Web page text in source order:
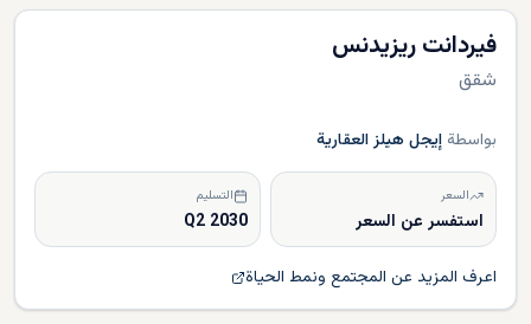
فيردانت ريزيدنس
شقق
بواسطة إيجل هيلز العقارية
السعر
استفسر عن السعر
التسليم
Q2 2030
اعرف المزيد عن المجتمع ونمط الحياة